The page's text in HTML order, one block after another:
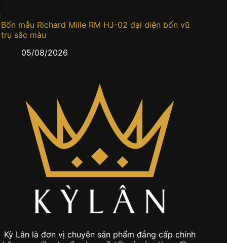
Bốn mẫu Richard Mille RM HJ-02 đại diện bốn vũ
trụ sắc màu
05/08/2026
Kỳ Lân là đơn vị chuyên sản phẩm đẳng cấp chính